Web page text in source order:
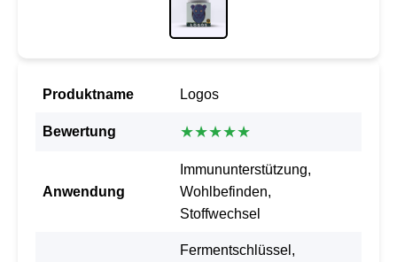
Produktname Logos
Bewertung ★★★★★
Anwendung
Immununterstützung,
Wohlbefinden,
Stoffwechsel
Fermentschlüssel,